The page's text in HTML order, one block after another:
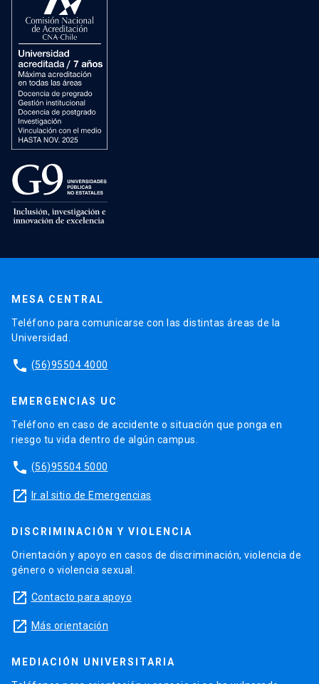
MESA CENTRAL
Teléfono para comunicarse con las distintas áreas de la
Universidad.
phone (56)95504 4000
EMERGENCIAS UC
Teléfono en caso de accidente o situación que ponga en
riesgo tu vida dentro de algún campus.
phone (56)95504 5000
launch Ir al sitio de Emergencias
DISCRIMINACIÓN Y VIOLENCIA
Orientación y apoyo en casos de discriminación, violencia de
género o violencia sexual.
launch Contacto para apoyo
launch Más orientación
MEDIACIÓN UNIVERSITARIA